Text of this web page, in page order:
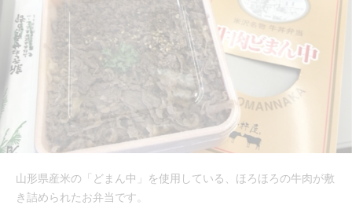
山形県産米の「どまん中」を使用している、ほろほろの牛肉が敷
き詰められたお弁当です。